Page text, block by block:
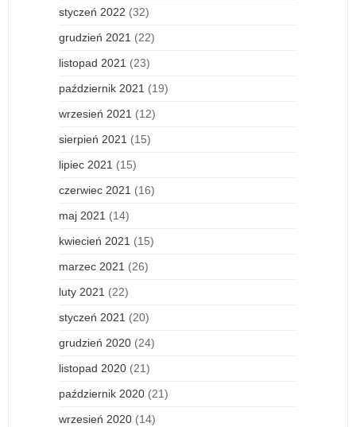
styczeń 2022 (32)
grudzień 2021 (22)
listopad 2021 (23)
październik 2021 (19)
wrzesień 2021 (12)
sierpień 2021 (15)
lipiec 2021 (15)
czerwiec 2021 (16)
maj 2021 (14)
kwiecień 2021 (15)
marzec 2021 (26)
luty 2021 (22)
styczeń 2021 (20)
grudzień 2020 (24)
listopad 2020 (21)
październik 2020 (21)
wrzesień 2020 (14)